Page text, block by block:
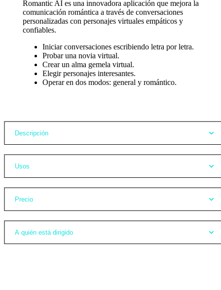
Romantic AI es una innovadora aplicación que mejora la
comunicación romántica a través de conversaciones
personalizadas con personajes virtuales empáticos y
confiables.
Iniciar conversaciones escribiendo letra por letra.
Probar una novia virtual.
Crear un alma gemela virtual.
Elegir personajes interesantes.
Operar en dos modos: general y romántico.
Descripción
Usos
Precio
A quién está dirigido